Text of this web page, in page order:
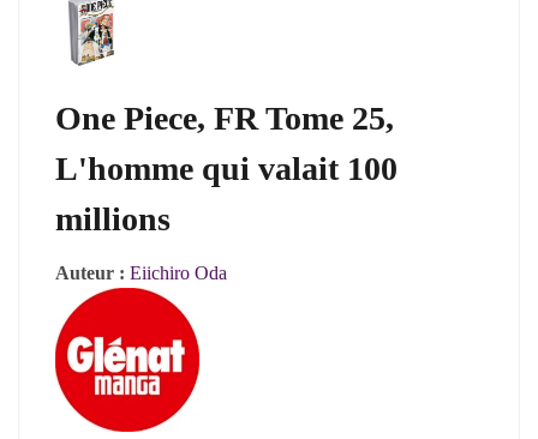
One Piece, FR Tome 25,
L'homme qui valait 100
millions
Auteur : Eiichiro Oda